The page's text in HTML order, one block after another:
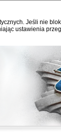
Jeśli nie
ustawienia